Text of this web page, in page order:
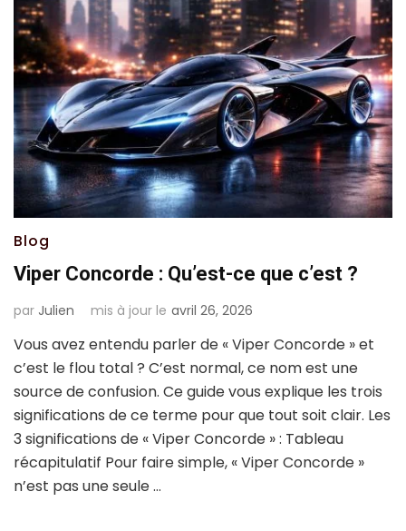
Blog
Viper Concorde : Qu’est-ce que c’est ?
par Julien mis à jour le avril 26, 2026
Vous avez entendu parler de « Viper Concorde » et
c’est le flou total ? C’est normal, ce nom est une
source de confusion. Ce guide vous explique les trois
significations de ce terme pour que tout soit clair. Les
3 significations de « Viper Concorde » : Tableau
récapitulatif Pour faire simple, « Viper Concorde »
n’est pas une seule …